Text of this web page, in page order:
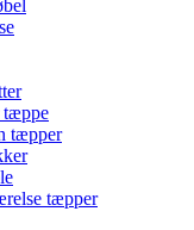
tæppe
tæpper
tæpper